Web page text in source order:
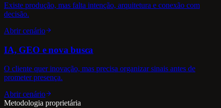
Existe produção, mas falta intenção, arquitetura e conexão com
decisão.
Abrir cenário
IA, GEO e nova busca
O cliente quer inovação, mas precisa organizar sinais antes de
prometer presença.
Abrir cenário
Metodologia proprietária